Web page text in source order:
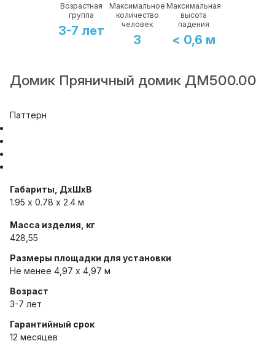
Возрастная
группа
3-7 лет
Максимальное
количество
человек
3
Максимальная
высота
падения
< 0,6 м
Домик Пряничный домик ДМ500.00
Паттерн
Габариты, ДхШхВ
1.95 х 0.78 x 2.4 м
Масса изделия, кг
428,55
Размеры площадки для установки
Не менее 4,97 х 4,97 м
Возраст
3-7 лет
Гарантийный срок
12 месяцев